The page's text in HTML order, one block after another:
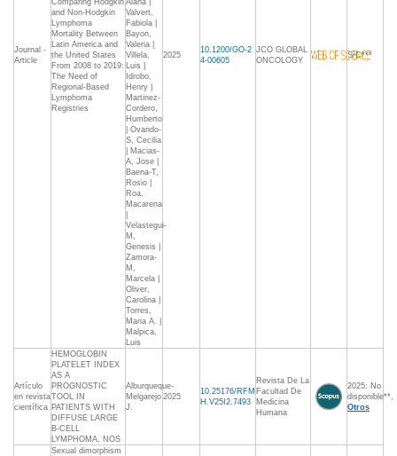
Journal -
Article
Comparing Hodgkin
and Non-Hodgkin
Lymphoma
Mortality Between
Latin America and
the United States
From 2008 to 2019:
The Need of
Regional-Based
Lymphoma
Registries
Alana |
Valvert,
Fabiola |
Bayon,
Valeria |
Villela,
Luis |
Idrobo,
Henry |
Martinez-
Cordero,
Humberto
| Ovando-
S, Cecilia
| Macias-
A, Jose |
Baena-T,
Rosio |
Roa,
Macarena
Velastegui-
M,
Genesis |
Zamora-
M,
Marcela |
Oliver,
Carolina |
Torres,
Maria A. |
Malpica,
Luis
2025
10.1200/GO-2
4-00605
JCO GLOBAL
ONCOLOGY
S/C***
Artículo
en revista
científica
HEMOGLOBIN
PLATELET INDEX
AS A
PROGNOSTIC
TOOL IN
PATIENTS WITH
DIFFUSE LARGE
B-CELL
LYMPHOMA, NOS
Alburqueque-
Melgarejo
J.
2025
10.25176/RFM
H.V25I2.7493
Revista De La
Facultad De
Medicina
Humana
2025: No
disponible**,
Otros
Sexual dimorphism